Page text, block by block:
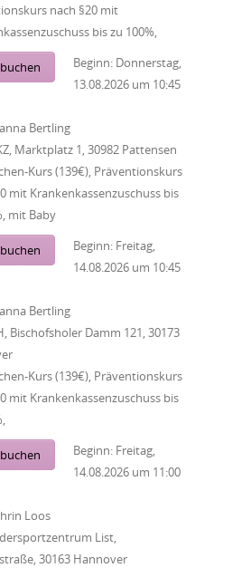
nach §20 mit
bis zu 100%,
Beginn: Donnerstag,
13.08.2026 um 10:45
Bertling
Marktplatz 1, 30982 Pattensen
Kurs (139€), Präventionskurs
mit Krankenkassenzuschuss bis
mit Baby
Beginn: Freitag,
14.08.2026 um 10:45
Bertling
Bischofsholer Damm 121, 30173
Kurs (139€), Präventionskurs
mit Krankenkassenzuschuss bis
Beginn: Freitag,
14.08.2026 um 11:00
Loos
List,
30163 Hannover